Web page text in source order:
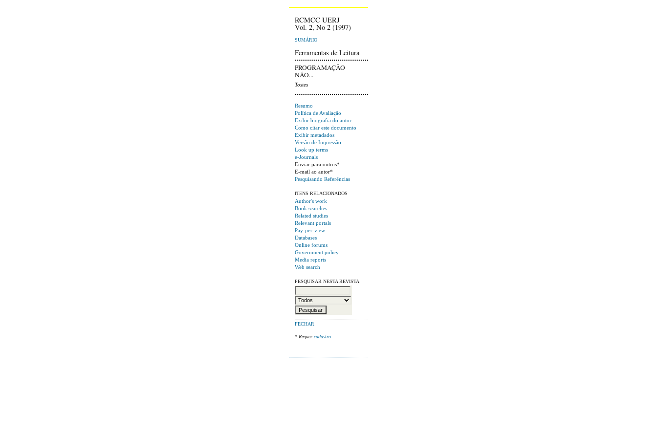
RCMCC UERJ
Vol. 2, No 2 (1997)
SUMÁRIO
Ferramentas de Leitura
PROGRAMAÇÃO
NÃO...
Tostes
Resumo
Política de Avaliação
Exibir biografia do autor
Como citar este documento
Exibir metadados
Versão de Impressão
Look up terms
e-Journals
Enviar para outros*
E-mail ao autor*
Pesquisando Referências
ITENS RELACIONADOS
Author's work
Book searches
Related studies
Relevant portals
Pay-per-view
Databases
Online forums
Government policy
Media reports
Web search
PESQUISAR NESTA REVISTA
FECHAR
* Requer cadastro